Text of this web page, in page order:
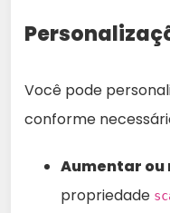
Você pode
conforme
Aumentar ou
propriedade